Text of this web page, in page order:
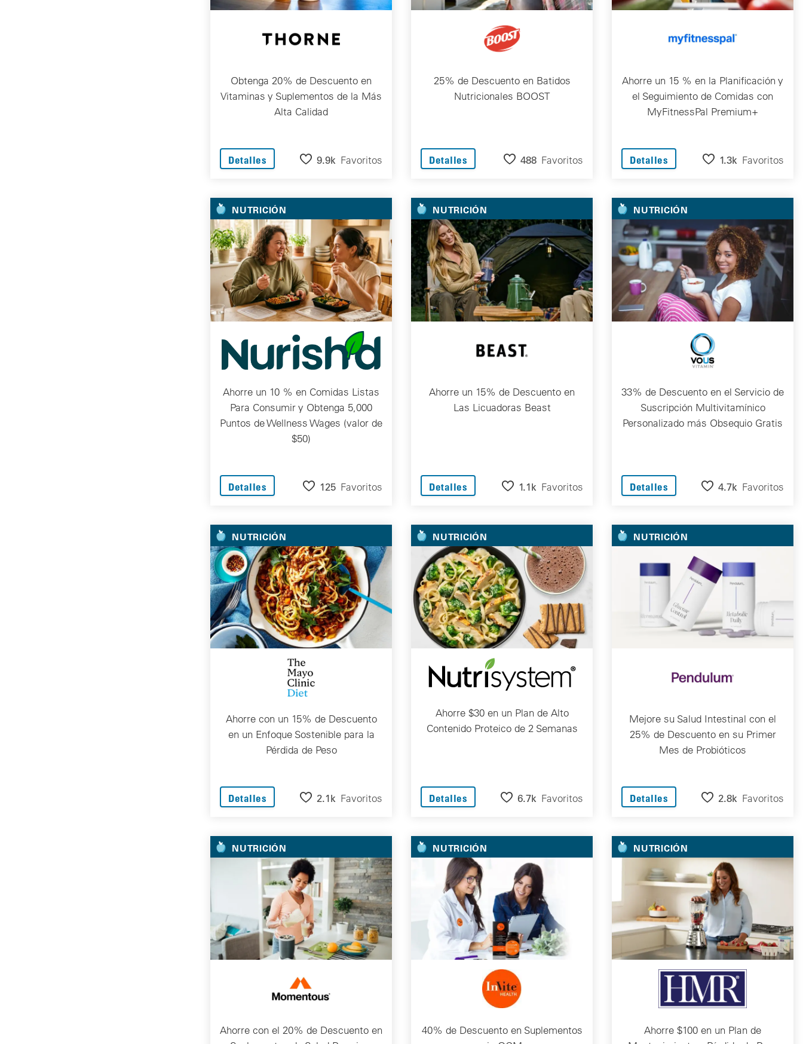
Obtenga 20% de Descuento en
Vitaminas y Suplementos de la Más
Alta Calidad
Detalles 9.9k Favoritos
25% de Descuento en Batidos
Nutricionales BOOST
Detalles 488 Favoritos
Ahorre un 15 % en la Planificación y
el Seguimiento de Comidas con
MyFitnessPal Premium+
Detalles 1.3k Favoritos
NUTRICIÓN
Ahorre un 10 % en Comidas Listas
Para Consumir y Obtenga 5,000
Puntos de Wellness Wages (valor de
$50)
Detalles 125 Favoritos
NUTRICIÓN
Ahorre un 15% de Descuento en
Las Licuadoras Beast
Detalles 1.1k Favoritos
NUTRICIÓN
33% de Descuento en el Servicio de
Suscripción Multivitamínico
Personalizado más Obsequio Gratis
Detalles 4.7k Favoritos
NUTRICIÓN
Ahorre con un 15% de Descuento
en un Enfoque Sostenible para la
Pérdida de Peso
Detalles 2.1k Favoritos
NUTRICIÓN
Ahorre $30 en un Plan de Alto
Contenido Proteico de 2 Semanas
Detalles 6.7k Favoritos
NUTRICIÓN
Mejore su Salud Intestinal con el
25% de Descuento en su Primer
Mes de Probióticos
Detalles 2.8k Favoritos
NUTRICIÓN
Ahorre con el 20% de Descuento en
NUTRICIÓN
40% de Descuento en Suplementos
NUTRICIÓN
Ahorre $100 en un Plan de